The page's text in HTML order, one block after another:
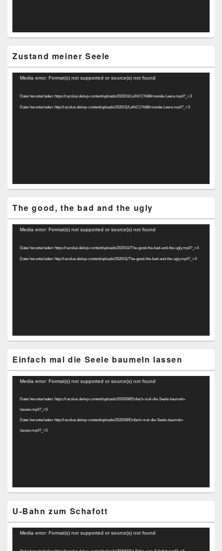
Zustand meiner Seele
Video-
Media error: Format(s) not supported or source(s) not found
Datei herunterladen: https://racskai.de/wp-content/uploads/2020/11/La%CC%88rmende-Leere.mp4?_=3
Datei herunterladen: http://racskai.de/wp-content/uploads/2020/11/La%CC%88rmende-Leere.mp4?_=3
The good, the bad and the ugly
Video-
Media error: Format(s) not supported or source(s) not found
Datei herunterladen: https://racskai.de/wp-content/uploads/2020/11/The-good-the-bad-and-the-ugly.mp4?_=4
Datei herunterladen: http://racskai.de/wp-content/uploads/2020/11/The-good-the-bad-and-the-ugly.mp4?_=4
Einfach mal die Seele baumeln lassen
Video-
Media error: Format(s) not supported or source(s) not found
Datei herunterladen: https://racskai.de/wp-content/uploads/2020/08/Einfach-mal-die-Seele-baumeln-
lassen.mp4?_=5
Datei herunterladen: http://racskai.de/wp-content/uploads/2020/08/Einfach-mal-die-Seele-baumeln-
lassen.mp4?_=5
U-Bahn zum Schafott
Video-
Media error: Format(s) not supported or source(s) not found